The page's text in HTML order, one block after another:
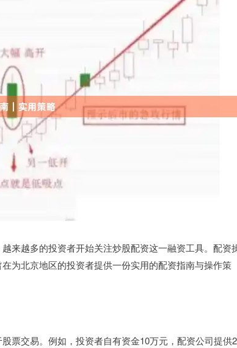
来越多的投资者开始关注炒股配资这一融资工具。配资
为北京地区的投资者提供一份实用的配资指南与操作策
票交易。例如，投资者自有资金10万元，配资公司提供